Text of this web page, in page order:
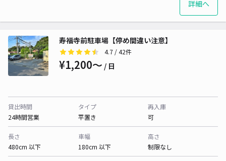
詳細へ
寿福寺前駐車場【停め間違い注意】
4.7 / 42件
¥1,200〜 / 日
貸出時間
24時間営業
タイプ
平置き
再入庫
可
長さ
480cm 以下
車幅
180cm 以下
高さ
制限なし